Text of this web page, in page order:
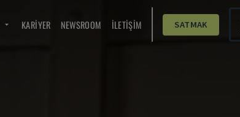
KARIYER NEWSROOM İLETIŞIM SATMAK